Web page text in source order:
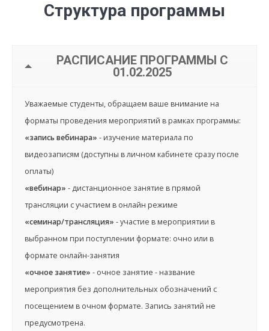
Структура программы
РАСПИСАНИЕ ПРОГРАММЫ С
01.02.2025
Уважаемые студенты, обращаем ваше внимание на
форматы проведения мероприятий в рамках программы:
«запись вебинара» - изучение материала по
видеозаписям (доступны в личном кабинете сразу после
оплаты)
«вебинар» - дистанционное занятие в прямой
трансляции с участием в онлайн режиме
«семинар/трансляция» - участие в мероприятии в
выбранном при поступлении формате: очно или в
формате онлайн-занятия
«очное занятие» - очное занятие - название
мероприятия без дополнительных обозначений с
посещением в очном формате. Запись занятий не
предусмотрена.